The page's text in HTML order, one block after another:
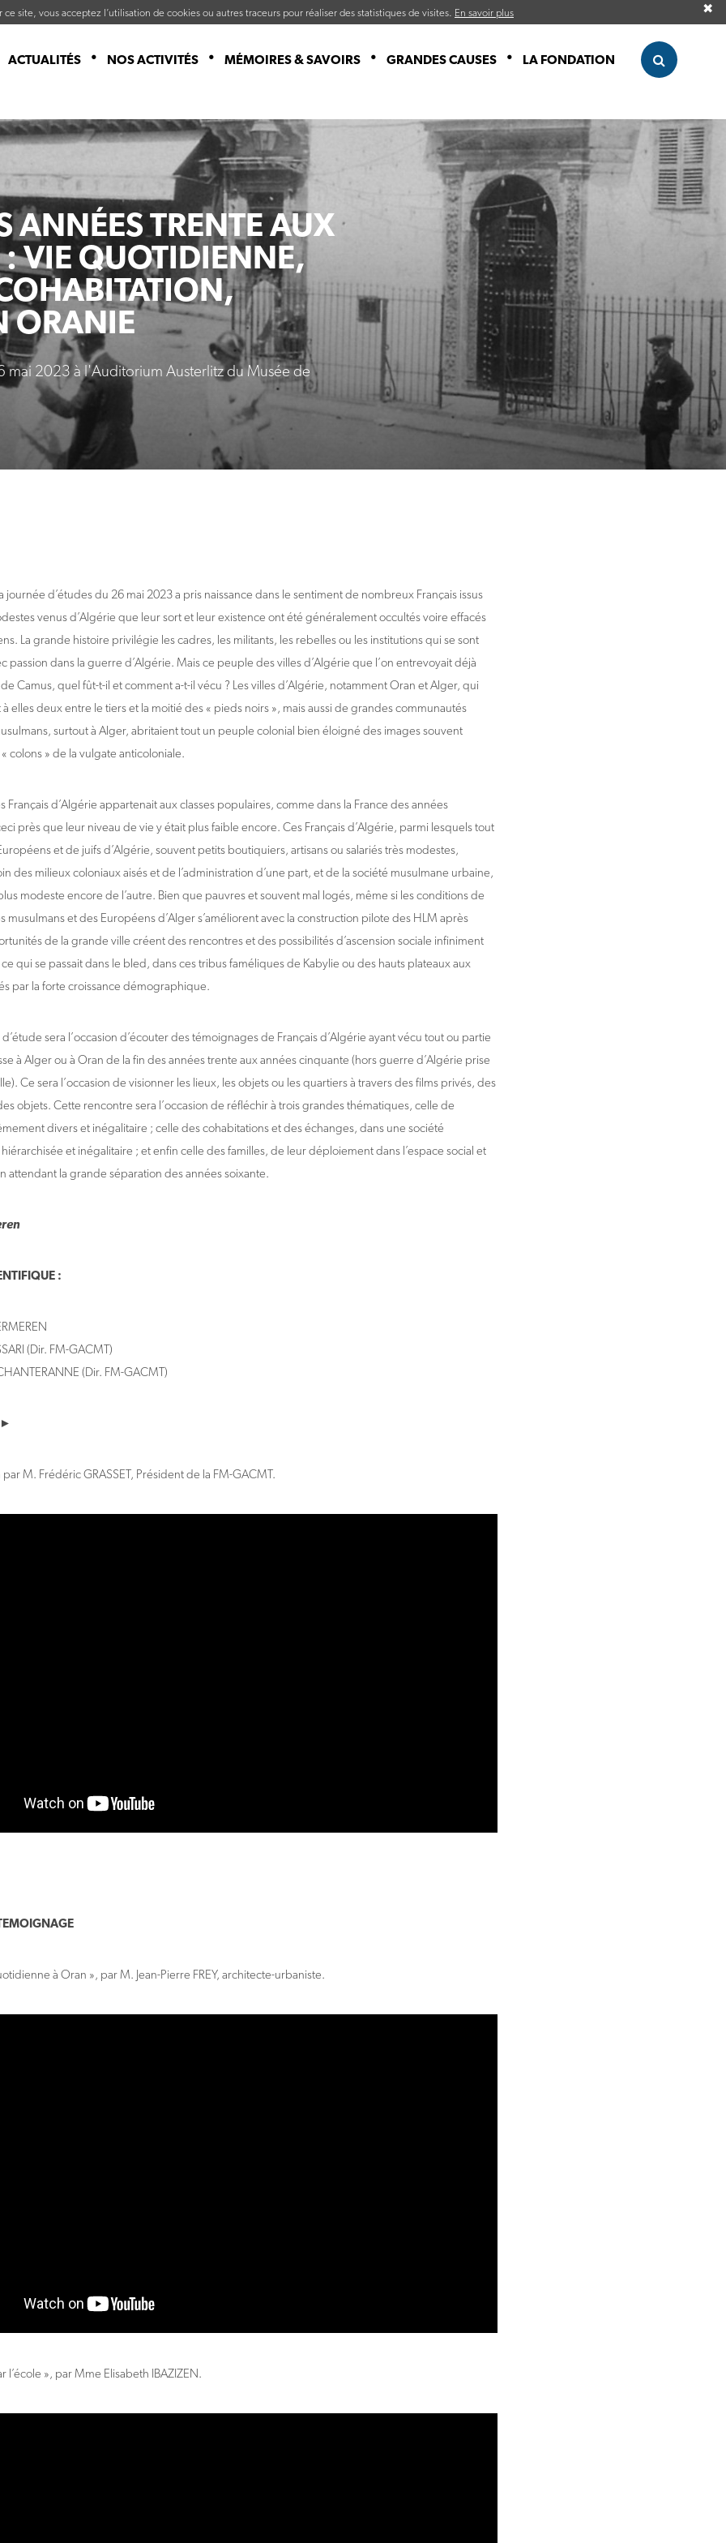
site, vous acceptez l’utilisation de cookies ou autres traceurs pour réaliser des statistiques de visites. En savoir plus ✖
ACTUALITÉS NOS ACTIVITÉS MÉMOIRES & SAVOIRS GRANDES CAUSES LA FONDATION
ANNÉES TRENTE AUX
VIE QUOTIDIENNE,
ORANIE
2023 à l'Auditorium Austerlitz du Musée de
journée d’études du 26 mai 2023 a pris naissance dans le sentiment de nombreux Français issus
venus d’Algérie que leur sort et leur existence ont été généralement occultés voire effacés
La grande histoire privilégie les cadres, les militants, les rebelles ou les institutions qui se sont
passion dans la guerre d’Algérie. Mais ce peuple des villes d’Algérie que l’on entrevoyait déjà
de Camus, quel fût-t-il et comment a-t-il vécu ? Les villes d’Algérie, notamment Oran et Alger, qui
elles deux entre le tiers et la moitié des « pieds noirs », mais aussi de grandes communautés
surtout à Alger, abritaient tout un peuple colonial bien éloigné des images souvent
colons » de la vulgate anticoloniale.
Français d’Algérie appartenait aux classes populaires, comme dans la France des années
près que leur niveau de vie y était plus faible encore. Ces Français d’Algérie, parmi lesquels tout
et de juifs d’Algérie, souvent petits boutiquiers, artisans ou salariés très modestes,
des milieux coloniaux aisés et de l’administration d’une part, et de la société musulmane urbaine,
modeste encore de l’autre. Bien que pauvres et souvent mal logés, même si les conditions de
musulmans et des Européens d’Alger s’améliorent avec la construction pilote des HLM après
de la grande ville créent des rencontres et des possibilités d’ascension sociale infiniment
qui se passait dans le bled, dans ces tribus faméliques de Kabylie ou des hauts plateaux aux
par la forte croissance démographique.
sera l’occasion d’écouter des témoignages de Français d’Algérie ayant vécu tout ou partie
à Alger ou à Oran de la fin des années trente aux années cinquante (hors guerre d’Algérie prise
Ce sera l’occasion de visionner les lieux, les objets ou les quartiers à travers des films privés, des
objets. Cette rencontre sera l’occasion de réfléchir à trois grandes thématiques, celle de
divers et inégalitaire ; celle des cohabitations et des échanges, dans une société
et inégalitaire ; et enfin celle des familles, de leur déploiement dans l’espace social et
attendant la grande séparation des années soixante.
:
(Dir. FM-GACMT)
(Dir. FM-GACMT)
M. Frédéric GRASSET, Président de la FM-GACMT.
à Oran », par M. Jean-Pierre FREY, architecte-urbaniste.
l’école », par Mme Elisabeth IBAZIZEN.